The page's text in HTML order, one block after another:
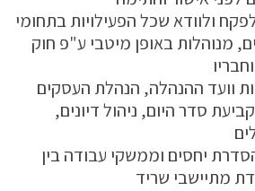
ולוודא שכל הפעילויות בתחומי
מנוהלות באופן מיטבי ע"פ חוק
וועד ההנהלה, הנהלת העסקים
סדר היום, ניהול דיונים,
יחסים וממשקי עבודה בין
מתיישבי שריד